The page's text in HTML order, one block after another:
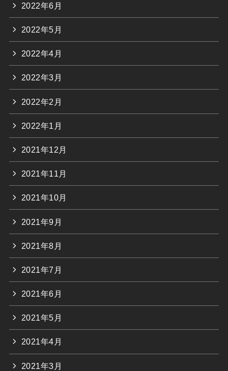
2022年6月
2022年5月
2022年4月
2022年3月
2022年2月
2022年1月
2021年12月
2021年11月
2021年10月
2021年9月
2021年8月
2021年7月
2021年6月
2021年5月
2021年4月
2021年3月